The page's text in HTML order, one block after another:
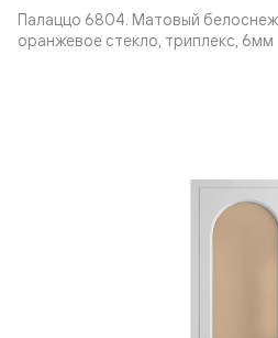
Палаццо 6804. Матовый
оранжевое стекло, триплекс, 6мм